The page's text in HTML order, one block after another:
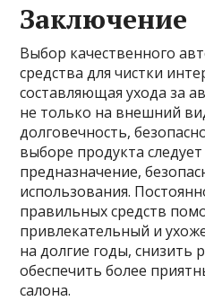
Заключение
Выбор качественного
средства для чистки
составляющая ухода за
не только на внешний
долговечность,
выборе продукта
предназначение,
использования.
правильных средств
привлекательный и
на долгие годы, снизить
обеспечить более
салона.